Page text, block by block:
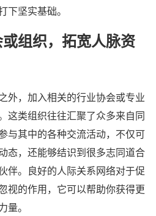
下坚实基础。
组织，拓宽人脉资
外，加入相关的行业协会或专业
这类组织往往汇聚了众多来自同
与其中的各种交流活动，不仅可
态，还能够结识到很多志同道合
伴。良好的人际关系网络对于促
视的作用，它可以帮助你获得更
量。